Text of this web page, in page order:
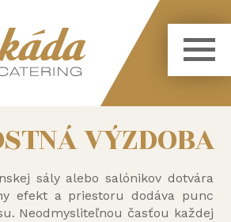
VÝZDOBA
sály alebo salónikov dotvára
efekt a priestoru dodáva punc
Neodmysliteľnou časťou každej